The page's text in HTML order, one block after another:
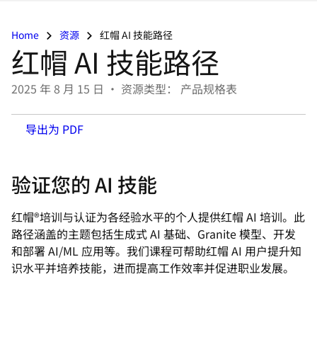
面
言
Home 资源 红帽 AI 技能路径
红帽 AI 技能路径
2025 年 8 月 15 日 • 资源类型： 产品规格表
导出为 PDF
验证您的 AI 技能
红帽®培训与认证为各经验水平的个人提供红帽 AI 培训。此
路径涵盖的主题包括生成式 AI 基础、Granite 模型、开发
和部署 AI/ML 应用等。我们课程可帮助红帽 AI 用户提升知
识水平并培养技能，进而提高工作效率并促进职业发展。